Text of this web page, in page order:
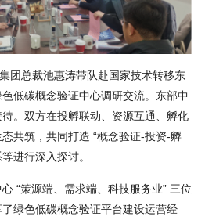
团总裁池惠涛带队赴 国家技术转移东
色低碳概念验证中心调研交流。东部中
。双方在投孵联动、资源互通、孵化
共筑，共同打造 “概念验证-投资-孵
进行深入探讨。
“策源端、需求端、科技服务业” 三位
绿色低碳概念验证平台建设运营经